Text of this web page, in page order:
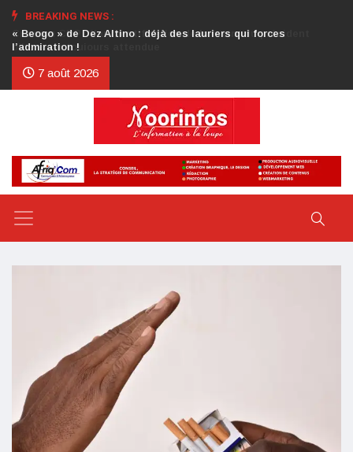
BREAKING NEWS :
Crise au CDP : l’authentification de la lettre du président
d’honneur toujours attendue
7 août 2026